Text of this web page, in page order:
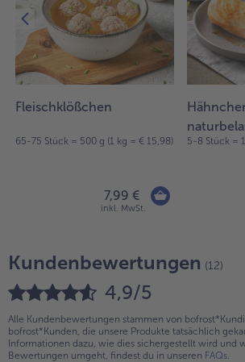
Fleischklößchen
65-75 Stück = 500 g (1 kg = € 15,98)
7,99 €
inkl. MwSt.
5-8 Stück =
Kundenbewertungen (12)
4,9/5
Alle Kundenbewertungen stammen von
bofrost*Kunden, die unsere Produkte tatsächlich
Informationen dazu, wie dies sichergestellt wird und
Bewertungen umgeht, findest du in unseren FAQs